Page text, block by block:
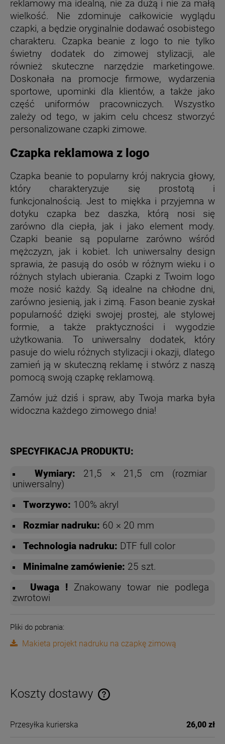
reklamowy ma idealną, nie za dużą i nie za małą
wielkość. Nie zdominuje całkowicie wyglądu
czapki, a będzie oryginalnie dodawać osobistego
charakteru. Czapka beanie z logo to nie tylko
świetny dodatek do zimowej stylizacji, ale
również skuteczne narzędzie marketingowe.
Doskonała na promocje firmowe, wydarzenia
sportowe, upominki dla klientów, a także jako
część uniformów pracowniczych. Wszystko
zależy od tego, w jakim celu chcesz stworzyć
personalizowane czapki zimowe.
Czapka reklamowa z logo
Czapka beanie to popularny krój nakrycia głowy,
który charakteryzuje się prostotą i
funkcjonalnością. Jest to miękka i przyjemna w
dotyku czapka bez daszka, którą nosi się
zarówno dla ciepła, jak i jako element mody.
Czapki beanie są popularne zarówno wśród
mężczyzn, jak i kobiet. Ich uniwersalny design
sprawia, że pasują do osób w różnym wieku i o
różnych stylach ubierania. Czapki z Twoim logo
może nosić każdy. Są idealne na chłodne dni,
zarówno jesienią, jak i zimą. Fason beanie zyskał
popularność dzięki swojej prostej, ale stylowej
formie, a także praktyczności i wygodzie
użytkowania. To uniwersalny dodatek, który
pasuje do wielu różnych stylizacji i okazji, dlatego
zamień ją w skuteczną reklamę i stwórz z naszą
pomocą swoją czapkę reklamową.
Zamów już dziś i spraw, aby Twoja marka była
widoczna każdego zimowego dnia!
SPECYFIKACJA PRODUKTU:
Wymiary: 21,5 × 21,5 cm (rozmiar
uniwersalny)
Tworzywo: 100% akryl
Rozmiar nadruku: 60 × 20 mm
Technologia nadruku: DTF full color
Minimalne zamówienie: 25 szt.
Uwaga ! Znakowany towar nie podlega
zwrotowi
Pliki do pobrania:
Makieta projekt nadruku na czapkę zimową
Koszty dostawy
Cena nie zawiera ewentualnych kosztów płatności
Przesyłka kurierska 26,00 zł